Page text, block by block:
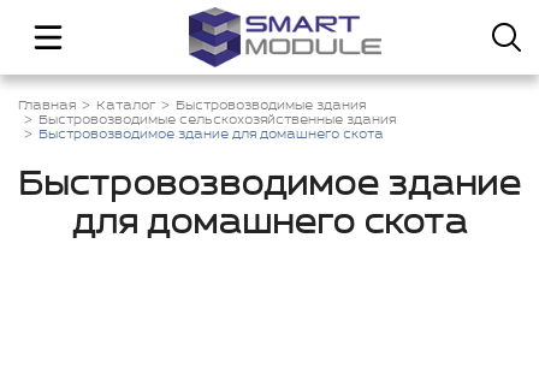
Главная Каталог
Быстровозводимые здания
Быстровозводимые сельскохозяйственные здания
Быстровозводимое здание для домашнего скота
Быстровозводимое здание
для домашнего скота